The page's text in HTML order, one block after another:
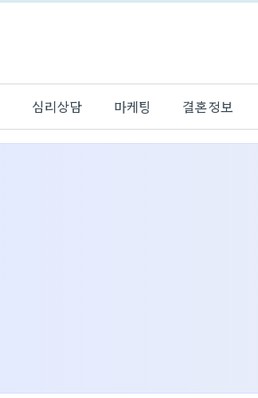
심리상담 마케팅 결혼정보